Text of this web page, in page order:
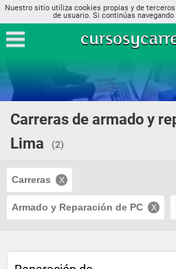
Nuestro sitio utiliza cookies propias y de
de usuario. Si continúas
Carreras de armado y
Lima
(2)
Carreras
Armado y Reparación de PC